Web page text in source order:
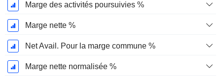
Marge des activités poursuivies %
Marge nette %
Net Avail. Pour la marge commune %
Marge nette normalisée %